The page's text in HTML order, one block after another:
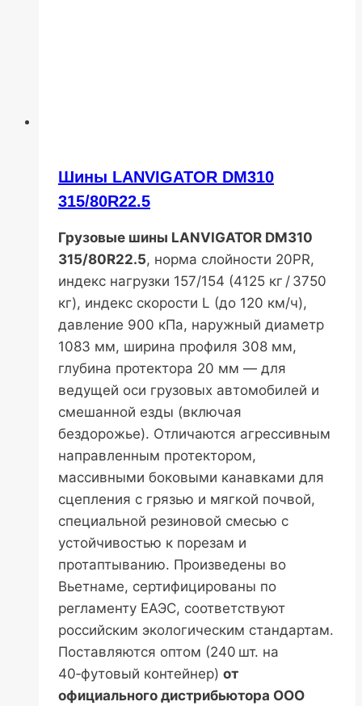
Шины LANVIGATOR DM310
315/80R22.5
Грузовые шины LANVIGATOR DM310
315/80R22.5, норма слойности 20PR,
индекс нагрузки 157/154 (4125 кг / 3750
кг), индекс скорости L (до 120 км/ч),
давление 900 кПа, наружный диаметр
1083 мм, ширина профиля 308 мм,
глубина протектора 20 мм — для
ведущей оси грузовых автомобилей и
смешанной езды (включая
бездорожье). Отличаются агрессивным
направленным протектором,
массивными боковыми канавками для
сцепления с грязью и мягкой почвой,
специальной резиновой смесью с
устойчивостью к порезам и
протаптыванию. Произведены во
Вьетнаме, сертифицированы по
регламенту ЕАЭС, соответствуют
российским экологическим стандартам.
Поставляются оптом (240 шт. на
40‑футовый контейнер) от
официального дистрибьютора ООО